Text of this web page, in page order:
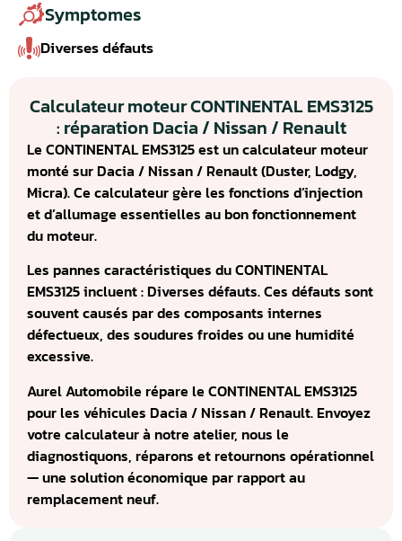
Symptomes
Diverses défauts
Calculateur moteur CONTINENTAL EMS3125
: réparation Dacia / Nissan / Renault
Le CONTINENTAL EMS3125 est un calculateur moteur
monté sur Dacia / Nissan / Renault (Duster, Lodgy,
Micra). Ce calculateur gère les fonctions d’injection
et d’allumage essentielles au bon fonctionnement
du moteur.
Les pannes caractéristiques du CONTINENTAL
EMS3125 incluent : Diverses défauts. Ces défauts sont
souvent causés par des composants internes
défectueux, des soudures froides ou une humidité
excessive.
Aurel Automobile répare le CONTINENTAL EMS3125
pour les véhicules Dacia / Nissan / Renault. Envoyez
votre calculateur à notre atelier, nous le
diagnostiquons, réparons et retournons opérationnel
— une solution économique par rapport au
remplacement neuf.